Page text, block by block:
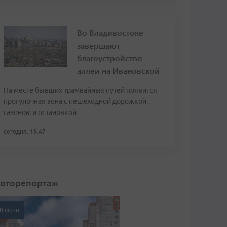
Во Владивостоке
завершают
благоустройство
аллеи на Ивановской
На месте бывших трамвайных путей появится
прогулочная зона с пешеходной дорожкой,
газоном и остановкой
сегодня, 19:47
фото